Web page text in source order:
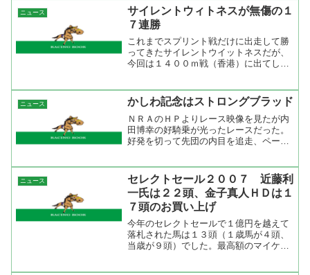
みられる。馬主資格消滅によって、ダー
レーの日本への本格進出は一...
ニュース
サイレントウィトネスが無傷の１
７連勝
これまでスプリント戦だけに出走して勝
ってきたサイレントウイットネスだが、
今回は１４００ｍ戦（香港）に出てしか
マイルに出るために距離適性を見極める
ために出たレースのようだ...
ニュース かしわ記念はストロングブラッド
ＮＲＡのＨＰよりレース映像を見たが内
田博幸の好騎乗が光ったレースだった。
好発を切って先団の内目を追走、ペース
頭を走るナイキアデライトが内を空けて
くれてそこからスルスル伸...
ニュース
セレクトセール２００７ 近藤利
一氏は２２頭、金子真人ＨＤは１
７頭のお買い上げ
今年のセレクトセールで１億円を越えて
落札された馬は１３頭（１歳馬が４頭、
当歳が９頭）でした。最高額のマイケイ